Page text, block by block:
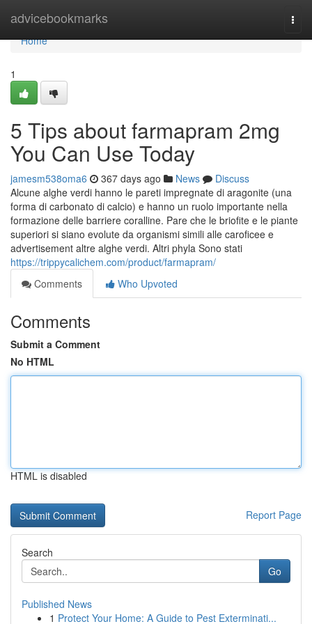
advicebookmarks
Home
Home
1
5 Tips about farmapram 2mg
You Can Use Today
jamesm538oma6 367 days ago News
Discuss
Alcune alghe verdi hanno le pareti impregnate di aragonite (una
forma di carbonato di calcio) e hanno un ruolo importante nella
formazione delle barriere coralline. Pare che le briofite e le piante
superiori si siano evolute da organismi simili alle caroficee e
advertisement altre alghe verdi. Altri phyla Sono stati
https://trippycalichem.com/product/farmapram/
Comments
Who Upvoted
Comments
Submit a Comment
No HTML
HTML is disabled
Report Page
Search
Go
Published News
1 Protect Your Home: A Guide to Pest Exterminati...